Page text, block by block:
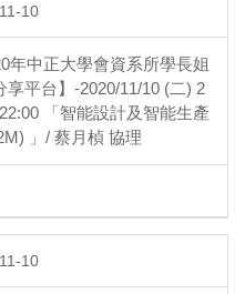
10
年中正大學會資系所學長姐
享平台】-2020/11/10 (二) 2
「智能設計及智能生產
」/ 蔡月楨 協理
10